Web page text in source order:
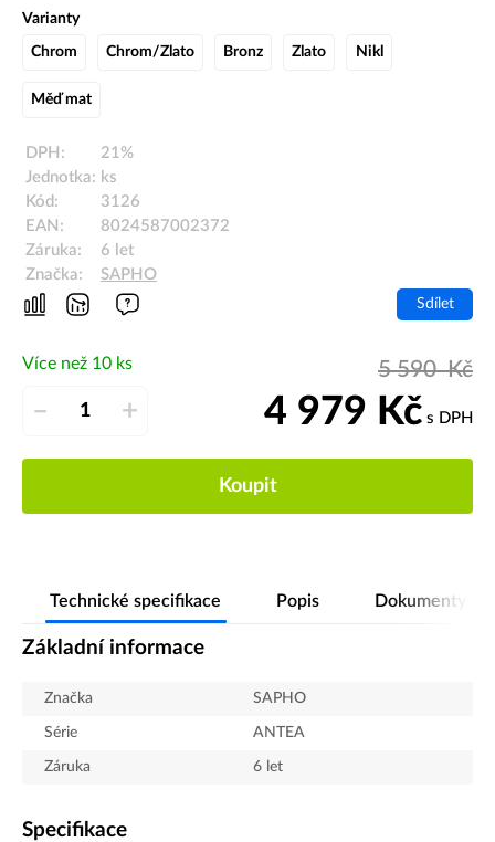
Varianty
Chrom Chrom/Zlato Bronz Zlato Nikl
Měď mat
DPH:
21%
Jednotka: ks
Kód:
3126
EAN:
8024587002372
Záruka:
6 let
Značka:
SAPHO
Sdílet
Více než 10 ks
– +
5 590Kč
4 979 Kč s DPH
Koupit
Technické specifikace Popis Dokumenty
Základní informace
Značka SAPHO
Série ANTEA
Záruka 6 let
Specifikace